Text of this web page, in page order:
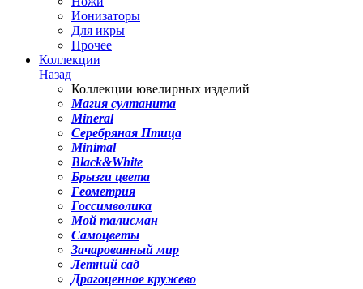
Ионизаторы
Для икры
Прочее
Коллекции
Назад
Коллекции ювелирных изделий
Магия султанита
Mineral
Серебряная Птица
Minimal
Black&White
Брызги цвета
Геометрия
Госсимволика
Мой талисман
Самоцветы
Зачарованный мир
Летний сад
Драгоценное кружево